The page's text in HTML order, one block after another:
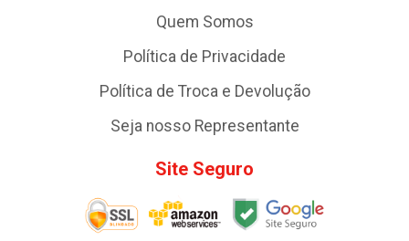
Quem Somos
Política de Privacidade
Política de Troca e Devolução
Seja nosso Representante
Site Seguro